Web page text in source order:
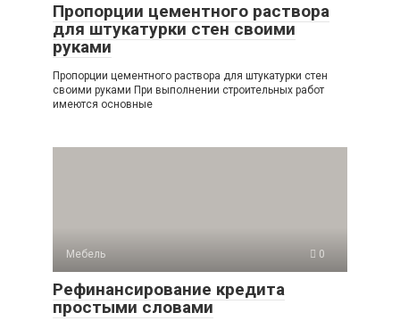
Пропорции цементного раствора
для штукатурки стен своими
руками
Пропорции цементного раствора для штукатурки стен
своими руками При выполнении строительных работ
имеются основные
Мебель 0
Рефинансирование кредита
простыми словами